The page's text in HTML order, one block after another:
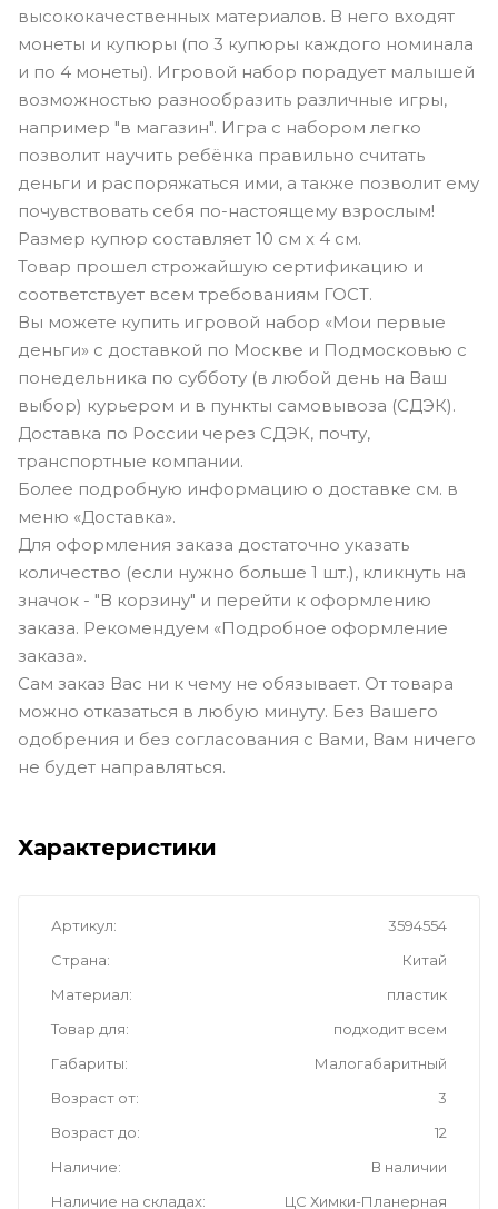
высококачественных материалов. В него входят
монеты и купюры (по 3 купюры каждого номинала
и по 4 монеты). Игровой набор порадует малышей
возможностью разнообразить различные игры,
например "в магазин". Игра с набором легко
позволит научить ребёнка правильно считать
деньги и распоряжаться ими, а также позволит ему
почувствовать себя по-настоящему взрослым!
Размер купюр составляет 10 см х 4 см.
Товар прошел строжайшую сертификацию и
соответствует всем требованиям ГОСТ.
Вы можете купить игровой набор «Мои первые
деньги» с доставкой по Москве и Подмосковью с
понедельника по субботу (в любой день на Ваш
выбор) курьером и в пункты самовывоза (СДЭК).
Доставка по России через СДЭК, почту,
транспортные компании.
Более подробную информацию о доставке см. в
меню «Доставка».
Для оформления заказа достаточно указать
количество (если нужно больше 1 шт.), кликнуть на
значок - "В корзину" и перейти к оформлению
заказа. Рекомендуем «Подробное оформление
заказа».
Сам заказ Вас ни к чему не обязывает. От товара
можно отказаться в любую минуту. Без Вашего
одобрения и без согласования с Вами, Вам ничего
не будет направляться.
Характеристики
Артикул
3594554
Страна
Китай
Материал
пластик
Товар для
подходит всем
Габариты
Малогабаритный
Возраст от
3
Возраст до
12
Наличие
В наличии
Наличие на складах
ЦС Химки-Планерная